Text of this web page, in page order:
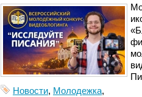
Новости, Молодежка,